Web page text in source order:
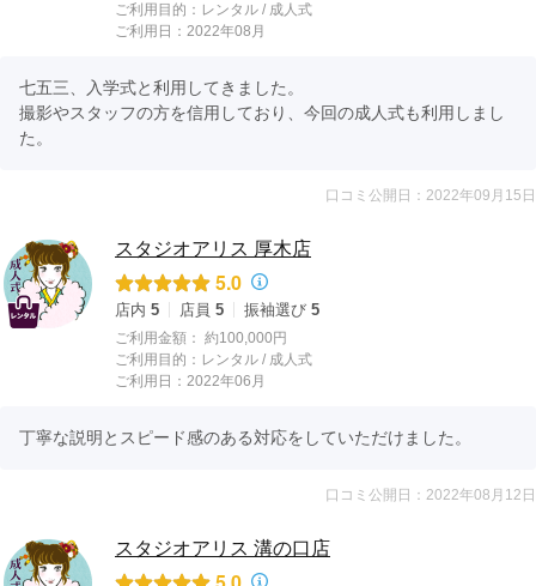
ご利用目的： レンタル / 成人式
ご利用日：2022年08月
七五三、入学式と利用してきました。
撮影やスタッフの方を信用しており、今回の成人式も利用しまし
た。
口コミ公開日：2022年09月15日
スタジオアリス 厚木店
5.0
店内 5 店員 5 振袖選び 5
ご利用金額： 約100,000円
ご利用目的： レンタル / 成人式
ご利用日：2022年06月
丁寧な説明とスピード感のある対応をしていただけました。
口コミ公開日：2022年08月12日
スタジオアリス 溝の口店